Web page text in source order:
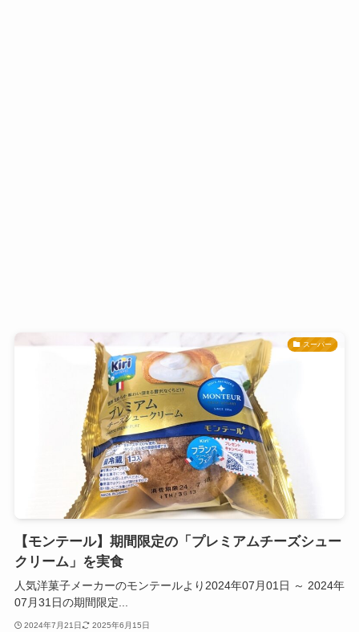
スーパー
【モンテール】期間限定の「プレミアムチーズシュー
クリーム」を実食
人気洋菓子メーカーのモンテールより2024年07月01日 ～ 2024年
07月31日の期間限定...
2024年7月21日 2025年6月15日